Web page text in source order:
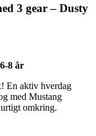
3 gear – Dusty
8 år
En aktiv hverdag
med Mustang
omkring.